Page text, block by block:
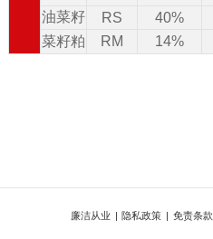
油菜籽
RS 40%
菜籽粕
RM 14%
廉洁从业 | 隐私政策 | 免责条款